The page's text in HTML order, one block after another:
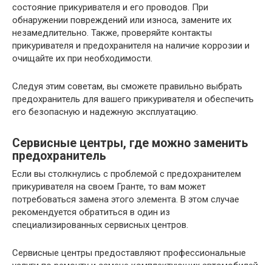
состояние прикуривателя и его проводов. При
обнаружении повреждений или износа, замените их
незамедлительно. Также, проверяйте контакты
прикуривателя и предохранителя на наличие коррозии и
очищайте их при необходимости.
Следуя этим советам, вы сможете правильно выбрать
предохранитель для вашего прикуривателя и обеспечить
его безопасную и надежную эксплуатацию.
Сервисные центры, где можно заменить
предохранитель
Если вы столкнулись с проблемой с предохранителем
прикуривателя на своем Гранте, то вам может
потребоваться замена этого элемента. В этом случае
рекомендуется обратиться в один из
специализированных сервисных центров.
Сервисные центры предоставляют профессиональные